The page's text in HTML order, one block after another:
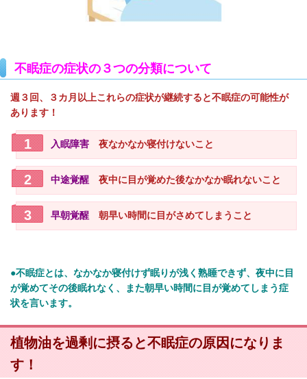
不眠症の症状の３つの分類について
週３回、３カ月以上これらの症状が継続すると不眠症の可能性が
あります！
入眠障害 夜なかなか寝付けないこと
中途覚醒 夜中に目が覚めた後なかなか眠れないこと
早朝覚醒 朝早い時間に目がさめてしまうこと
●不眠症とは、なかなか寝付けず眠りが浅く熟睡できず、夜中に目
が覚めてその後眠れなく、また朝早い時間に目が覚めてしまう症
状を言います。
植物油を過剰に摂ると不眠症の原因になりま
す！